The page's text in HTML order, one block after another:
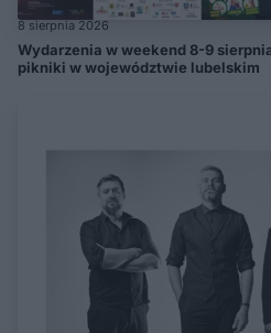
8 sierpnia 2026
Wydarzenia w weekend 8-9
pikniki w województwie lubelskim